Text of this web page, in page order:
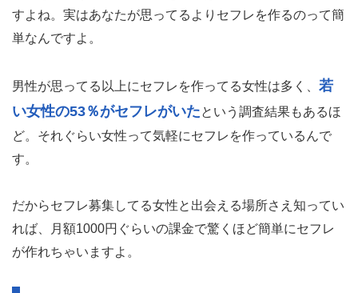
すよね。実はあなたが思ってるよりセフレを作るのって簡
単なんですよ。
男性が思ってる以上にセフレを作ってる女性は多く、 若
い女性の53％がセフレがいたという調査結果もあるほ
ど。それぐらい女性って気軽にセフレを作っているんで
す。
だからセフレ募集してる女性と出会える場所さえ知ってい
れば、月額1000円ぐらいの課金で驚くほど簡単にセフレ
が作れちゃいますよ。